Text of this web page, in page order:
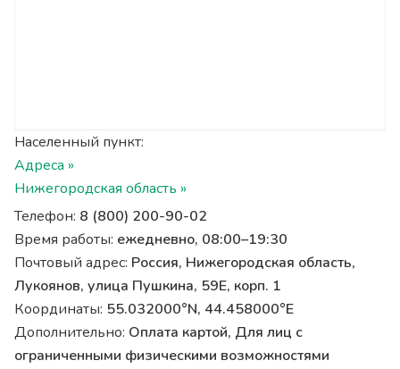
Населенный пункт:
Адреса »
Нижегородская область »
Телефон: 8 (800) 200-90-02
Время работы: ежедневно, 08:00–19:30
Почтовый адрес: Россия, Нижегородская область,
Лукоянов, улица Пушкина, 59Е, корп. 1
Координаты: 55.032000°N, 44.458000°E
Дополнительно: Оплата картой, Для лиц с
ограниченными физическими возможностями